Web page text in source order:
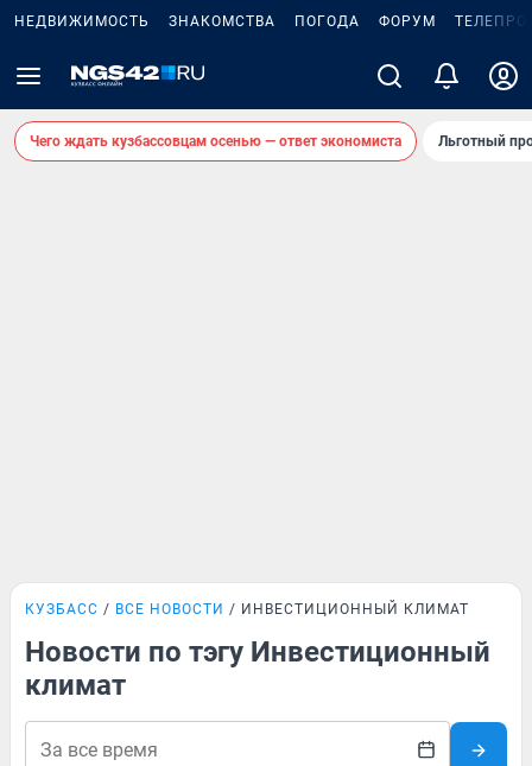
НЕДВИЖИМОСТЬ ЗНАКОМСТВА ПОГОДА ФОРУМ
Чего ждать кузбассовцам осенью — ответ экономиста Льготный
КУЗБАСС ВСЕ НОВОСТИ ИНВЕСТИЦИОННЫЙ КЛИМАТ
Новости по тэгу Инвестиционный
климат